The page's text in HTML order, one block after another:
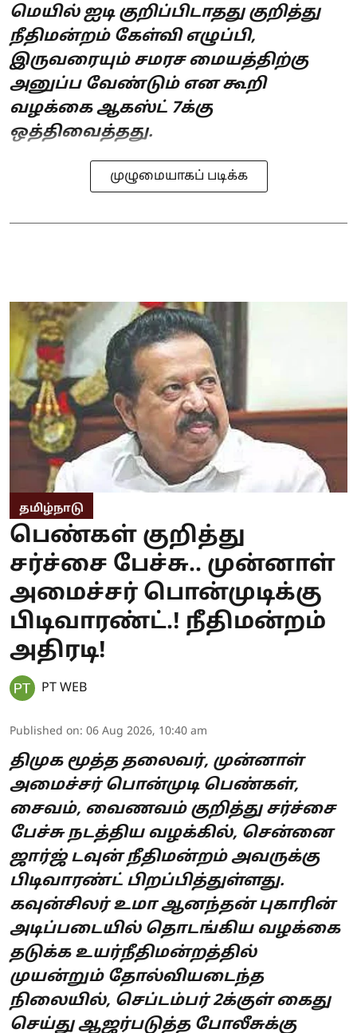
மெயில் ஐடி குறிப்பிடாதது குறித்து
நீதிமன்றம் கேள்வி எழுப்பி,
இருவரையும் சமரச மையத்திற்கு
அனுப்ப வேண்டும் என கூறி
வழக்கை ஆகஸ்ட் 7க்கு
ஒத்திவைத்தது.
முழுமையாகப் படிக்க
தமிழ்நாடு
பெண்கள் குறித்து
சர்ச்சை பேச்சு.. முன்னாள்
அமைச்சர் பொன்முடிக்கு
பிடிவாரண்ட்.! நீதிமன்றம்
அதிரடி!
PT WEB
Published on: 06 Aug 2026, 10:40 am
திமுக மூத்த தலைவர், முன்னாள்
அமைச்சர் பொன்முடி பெண்கள்,
சைவம், வைணவம் குறித்து சர்ச்சை
பேச்சு நடத்திய வழக்கில், சென்னை
ஜார்ஜ் டவுன் நீதிமன்றம் அவருக்கு
பிடிவாரண்ட் பிறப்பித்துள்ளது.
கவுன்சிலர் உமா ஆனந்தன் புகாரின்
அடிப்படையில் தொடங்கிய வழக்கை
தடுக்க உயர்நீதிமன்றத்தில்
முயன்றும் தோல்வியடைந்த
நிலையில், செப்டம்பர் 2க்குள் கைது
செய்து ஆஜர்படுத்த போலீசுக்கு